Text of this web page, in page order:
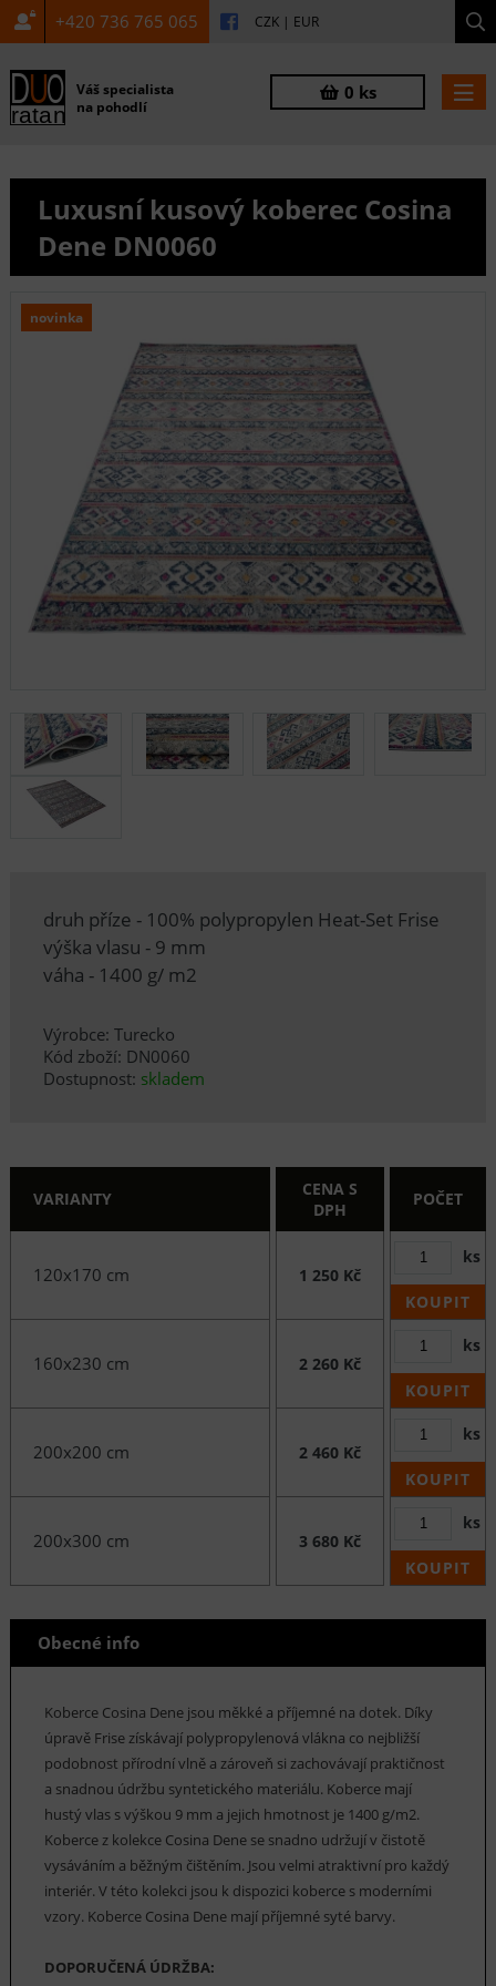
+420 736 765 065 CZK | EUR
Váš specialista
na pohodlí
0 ks
Luxusní kusový koberec Cosina
Dene DN0060
novinka
druh příze - 100% polypropylen Heat-Set Frise
výška vlasu - 9 mm
váha - 1400 g/ m2
Výrobce: Turecko
Kód zboží: DN0060
Dostupnost: skladem
VARIANTY
CENA S
DPH
POČET
120x170 cm 1 250 Kč
ks
KOUPIT
160x230 cm 2 260 Kč
ks
KOUPIT
200x200 cm 2 460 Kč
ks
KOUPIT
200x300 cm 3 680 Kč
ks
KOUPIT
Obecné info
Koberce Cosina Dene jsou měkké a příjemné na dotek. Díky
úpravě Frise získávají polypropylenová vlákna co nejbližší
podobnost přírodní vlně a zároveň si zachovávají praktičnost
a snadnou údržbu syntetického materiálu. Koberce mají
hustý vlas s výškou 9 mm a jejich hmotnost je 1400 g/m2.
Koberce z kolekce Cosina Dene se snadno udržují v čistotě
vysáváním a běžným čištěním. Jsou velmi atraktivní pro každý
interiér. V této kolekci jsou k dispozici koberce s moderními
vzory. Koberce Cosina Dene mají příjemné syté barvy.
DOPORUČENÁ ÚDRŽBA: